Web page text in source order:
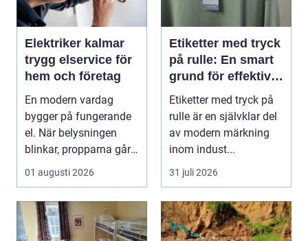
Elektriker kalmar
trygg elservice för
hem och företag
En modern vardag
bygger på fungerande
el. När belysningen
blinkar, propparna går
eller en ny laddbox...
01 augusti 2026
Etiketter med tryck
på rulle: En smart
grund för effektiv
märkning
Etiketter med tryck på
rulle är en självklar del
av modern märkning
inom indust...
31 juli 2026